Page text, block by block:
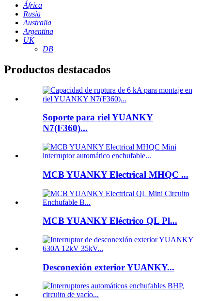
África
Rusia
Australia
Argentina
UK
DB
Productos destacados
Soporte para riel YUANKY
N7(F360)...
MCB YUANKY Electrical MHQC ...
MCB YUANKY Eléctrico QL Pl...
Desconexión exterior YUANKY...